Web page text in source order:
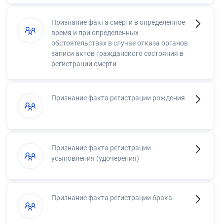
Признание факта смерти в определенное
время и при определенных
обстоятельствах в случае отказа органов
записи актов гражданского состояния в
регистрации смерти
Признание факта регистрации рождения
Признание факта регистрации
усыновления (удочерения)
Признание факта регистрации брака